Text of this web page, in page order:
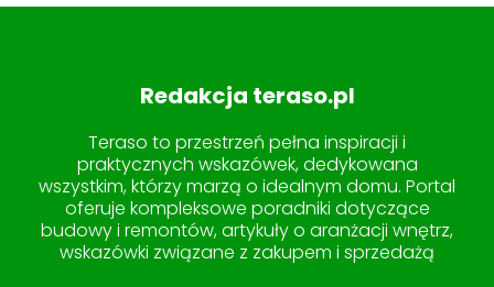
Redakcja teraso.pl
Teraso to przestrzeń pełna inspiracji i
praktycznych wskazówek, dedykowana
wszystkim, którzy marzą o idealnym domu. Portal
oferuje kompleksowe poradniki dotyczące
budowy i remontów, artykuły o aranżacji wnętrz,
wskazówki związane z zakupem i sprzedażą